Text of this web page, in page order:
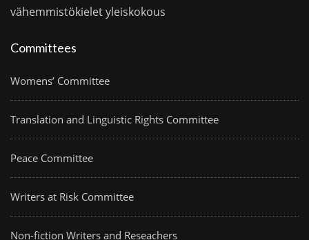
vähemmistökieletyleiskokous
Committees
Womens’ Committee
Translation and Linguistic Rights Committee
Peace Committee
Writers at Risk Committee
Non-fiction Writers and Reseachers